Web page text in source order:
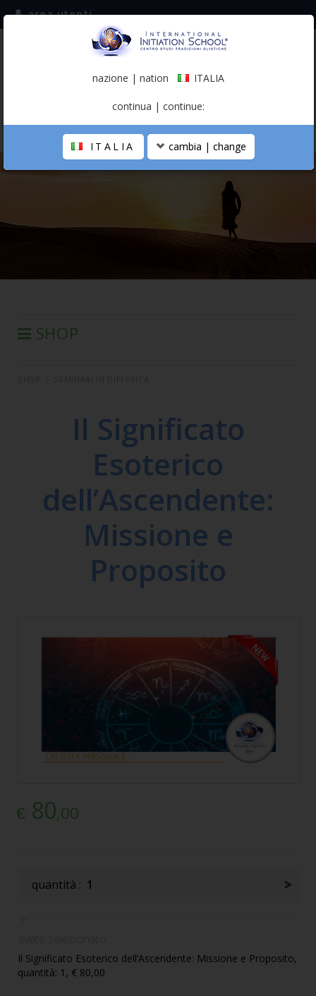
iscriviti alla mailing list
(italiano)
area utenti
LA SCUOLA
SHOP
SEMINARI IN DIFFERITA
Il Significato
Esoterico
dell’Ascendente:
Missione e
Proposito
€ 80,00
quantità : 1
Il Significato Esoterico dell’Ascendente: Missione e Proposito,
quantità: 1, € 80,00
nazione | nation ITALIA
continua | continue:
ITALIA cambia | change